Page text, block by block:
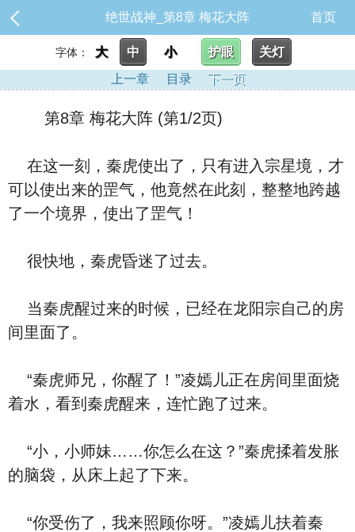
绝世战神_第8章 梅花大阵 首页
字体： 大 中 小 护眼
关灯
上一章
目录 下一页
第8章 梅花大阵 (第1/2页)
在这一刻，秦虎使出了，只有进入宗星境，才
可以使出来的罡气，他竟然在此刻，整整地跨越
了一个境界，使出了罡气！
很快地，秦虎昏迷了过去。
当秦虎醒过来的时候，已经在龙阳宗自己的房
间里面了。
“秦虎师兄，你醒了！”凌嫣儿正在房间里面烧
着水，看到秦虎醒来，连忙跑了过来。
“小，小师妹……你怎么在这？”秦虎揉着发胀
的脑袋，从床上起了下来。
“你受伤了，我来照顾你呀。”凌嫣儿扶着秦